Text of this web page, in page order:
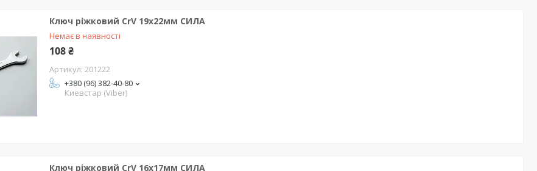
Ключ ріжковий CrV 19x22мм СИЛА
Немає в наявності
108 ₴
201222
+380 (96) 382-40-80
Киевстар (Viber)
Ключ ріжковий CrV 16x17мм СИЛА